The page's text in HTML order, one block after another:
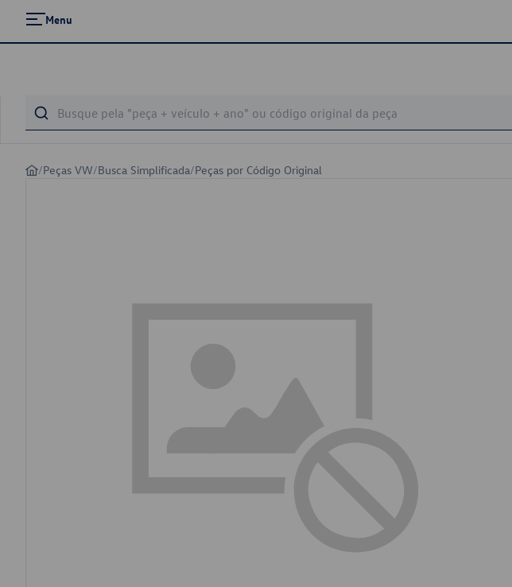
Menu
/Peças VW/Busca Simplificada/Peças por Código Original